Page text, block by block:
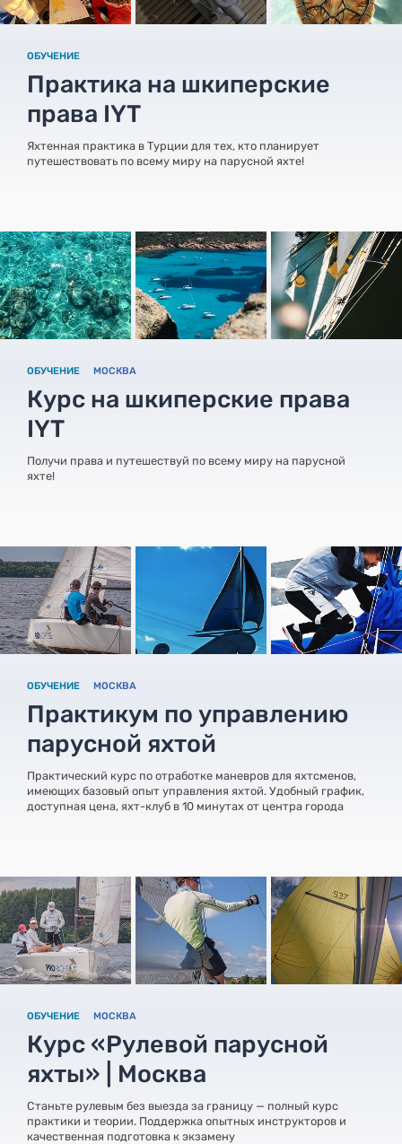
ОБУЧЕНИЕ
Практика на шкиперские
права IYT
Яхтенная практика в Турции для тех, кто планирует
путешествовать по всему миру на парусной яхте!
ОБУЧЕНИЕ МОСКВА
Курс на шкиперские права
IYT
Получи права и путешествуй по всему миру на парусной
яхте!
ОБУЧЕНИЕ МОСКВА
Практикум по управлению
парусной яхтой
Практический курс по отработке маневров для яхтсменов,
имеющих базовый опыт управления яхтой. Удобный график,
доступная цена, яхт-клуб в 10 минутах от центра города
ОБУЧЕНИЕ МОСКВА
Курс «Рулевой парусной
яхты» | Москва
Станьте рулевым без выезда за границу — полный курс
практики и теории. Поддержка опытных инструкторов и
качественная подготовка к экзамену